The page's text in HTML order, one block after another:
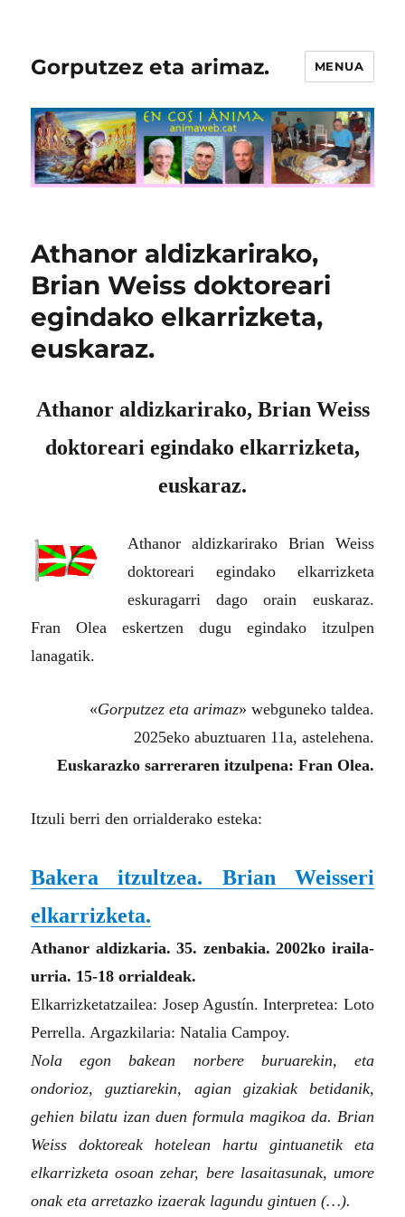
Gorputzez eta arimaz. MENUA
Athanor aldizkarirako,
Brian Weiss doktoreari
egindako elkarrizketa,
euskaraz.
Athanor aldizkarirako, Brian Weiss
doktoreari egindako elkarrizketa,
euskaraz.
Athanor aldizkarirako Brian Weiss
doktoreari egindako elkarrizketa
eskuragarri dago orain euskaraz.
Fran Olea eskertzen dugu egindako itzulpen
lanagatik.
«Gorputzez eta arimaz» webguneko taldea.
2025eko abuztuaren 11a, astelehena.
Euskarazko sarreraren itzulpena: Fran Olea.
Itzuli berri den orrialderako esteka:
Bakera itzultzea. Brian Weisseri
elkarrizketa.
Athanor aldizkaria. 35. zenbakia. 2002ko iraila-
urria. 15-18 orrialdeak.
Elkarrizketatzailea: Josep Agustín. Interpretea: Loto
Perrella. Argazkilaria: Natalia Campoy.
Nola egon bakean norbere buruarekin, eta
ondorioz, guztiarekin, agian gizakiak betidanik,
gehien bilatu izan duen formula magikoa da. Brian
Weiss doktoreak hotelean hartu gintuanetik eta
elkarrizketa osoan zehar, bere lasaitasunak, umore
onak eta arretazko izaerak lagundu gintuen (…).